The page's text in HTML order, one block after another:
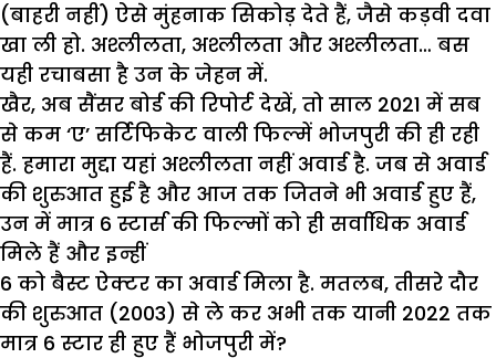
(बाहरी नहीं) ऐसे मुंहनाक सिकोड़ देते हैं, जैसे कड़वी दवा
खा ली हो. अश्लीलता, अश्लीलता और अश्लीलता… बस
यही रचाबसा है उन के जेहन में.
खैर, अब सैंसर बोर्ड की रिपोर्ट देखें, तो साल 2021 में सब
से कम ‘ए’ सर्टिफिकेट वाली फिल्में भोजपुरी की ही रही
हैं. हमारा मुद्दा यहां अश्लीलता नहीं अवार्ड है. जब से अवार्ड
की शुरुआत हुई है और आज तक जितने भी अवार्ड हुए हैं,
उन में मात्र 6 स्टार्स की फिल्मों को ही सर्वाधिक अवार्ड
मिले हैं और इन्हीं
6 को बैस्ट ऐक्टर का अवार्ड मिला है. मतलब, तीसरे दौर
की शुरुआत (2003) से ले कर अभी तक यानी 2022 तक
मात्र 6 स्टार ही हुए हैं भोजपुरी में?